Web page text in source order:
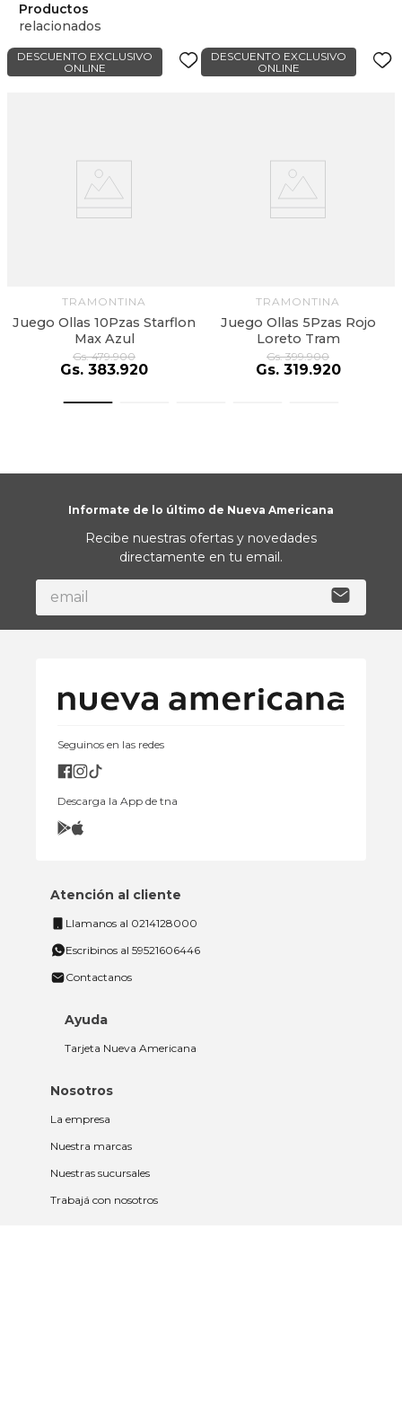
Productos
relacionados
DESCUENTO EXCLUSIVO
ONLINE
TRAMONTINA
Juego Ollas 10Pzas Starflon
Max Azul
Gs. 479.900
Gs. 383.920
DESCUENTO EXCLUSIVO
ONLINE
TRAMONTINA
Juego Ollas 5Pzas Rojo
Loreto Tram
Gs. 399.900
Gs. 319.920
Informate de lo último de Nueva Americana
Recibe nuestras ofertas y novedades
directamente en tu email.
Seguinos en las redes
Descarga la App de tna
Atención al cliente
Llamanos al 0214128000
Escribinos al 59521606446
Contactanos
Ayuda
Tarjeta Nueva Americana
Nosotros
La empresa
Nuestra marcas
Nuestras sucursales
Trabajá con nosotros